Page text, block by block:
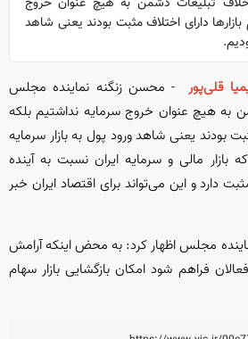
دارای اختلاف مثبت بودند یعنی شاهد
قلی‌پور - محسن زنگنه نماینده مجلس
به هیچ عنوان خروج سرمایه نداشتیم بلکه
بودند یعنی شاهد ورود پول به بازار سرمایه
مالی و سرمایه ایران نسبت به آینده
دارد و این می‌تواند برای اقتصاد ایران خبر
مجلس اظهار کرد: به محض اینکه آرامش
فراهم شود امکان بازگشایی بازار سهام